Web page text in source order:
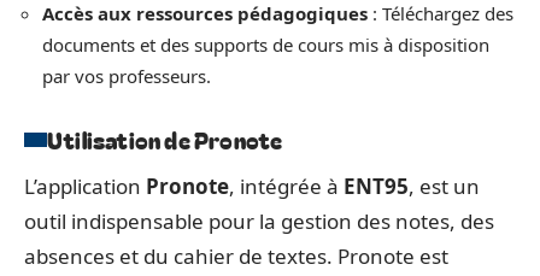
Accès aux ressources pédagogiques : Téléchargez des
documents et des supports de cours mis à disposition
par vos professeurs.
Utilisation de Pronote
L’application Pronote, intégrée à ENT95, est un
outil indispensable pour la gestion des notes, des
absences et du cahier de textes. Pronote est